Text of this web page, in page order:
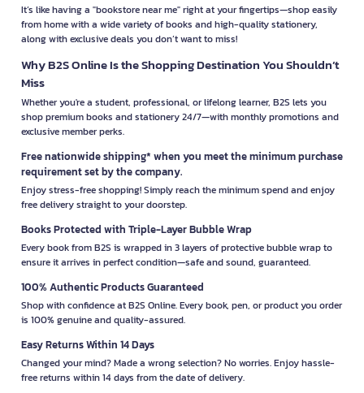
It’s like having a "bookstore near me" right at your fingertips—shop easily
from home with a wide variety of books and high-quality stationery,
along with exclusive deals you don’t want to miss!
Why B2S Online Is the Shopping Destination You Shouldn’t
Miss
Whether you're a student, professional, or lifelong learner, B2S lets you
shop premium books and stationery 24/7—with monthly promotions and
exclusive member perks.
Free nationwide shipping* when you meet the minimum purchase
requirement set by the company.
Enjoy stress-free shopping! Simply reach the minimum spend and enjoy
free delivery straight to your doorstep.
Books Protected with Triple-Layer Bubble Wrap
Every book from B2S is wrapped in 3 layers of protective bubble wrap to
ensure it arrives in perfect condition—safe and sound, guaranteed.
100% Authentic Products Guaranteed
Shop with confidence at B2S Online. Every book, pen, or product you order
is 100% genuine and quality-assured.
Easy Returns Within 14 Days
Changed your mind? Made a wrong selection? No worries. Enjoy hassle-
free returns within 14 days from the date of delivery.